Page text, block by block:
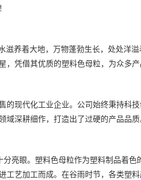
滋养着大地，万物蓬勃生长，处处
凭借其优质的塑料色母粒，为众多产
的现代化工业企业。公司始终秉持科
深耕细作，打造出了过硬的产品品质
分亮眼。塑料色母粒作为塑料制品着
工艺加工而成。在谷雨时节，各类塑